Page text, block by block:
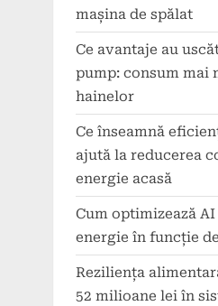
mașina de spălat
Ce avantaje au
pump: consum mai
hainelor
Ce înseamnă
ajută la reducerea
energie acasă
Cum optimizează
energie în funcție
Reziliența
52 milioane lei în